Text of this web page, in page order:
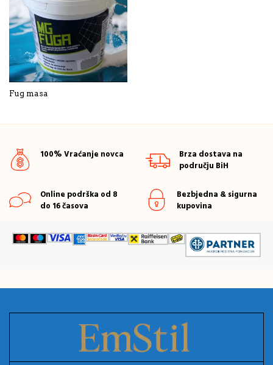
Fug masa
100% Vraćanje novca
Brza dostava na
području BiH
Online podrška od 8
do 16 časova
Bezbjedna & sigurna
kupovina